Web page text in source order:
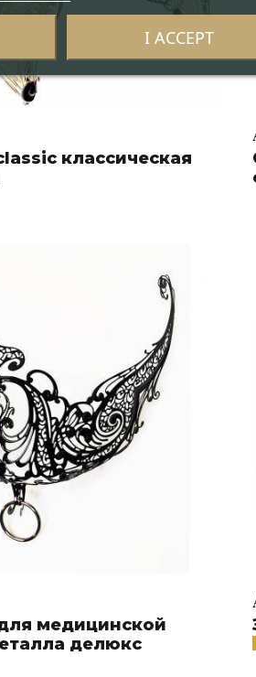
классическая
медицинской
делюкс
I ACCEPT